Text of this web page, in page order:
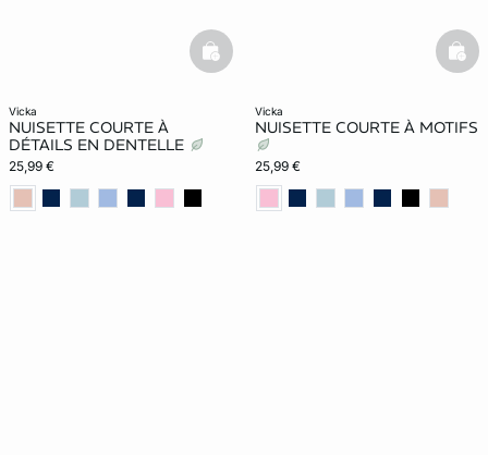
vicka
NUISETTE COURTE À
DÉTAILS EN DENTELLE
25,99 €
basketfull
vicka
NUISETTE COURTE À MOTIFS
25,99 €